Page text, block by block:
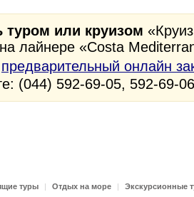
туром или круизом
лайнере «Costa
предварительный онлайн
(044) 592-69-05, 592-69-06
туры | Отдых на море | Экскурсионные